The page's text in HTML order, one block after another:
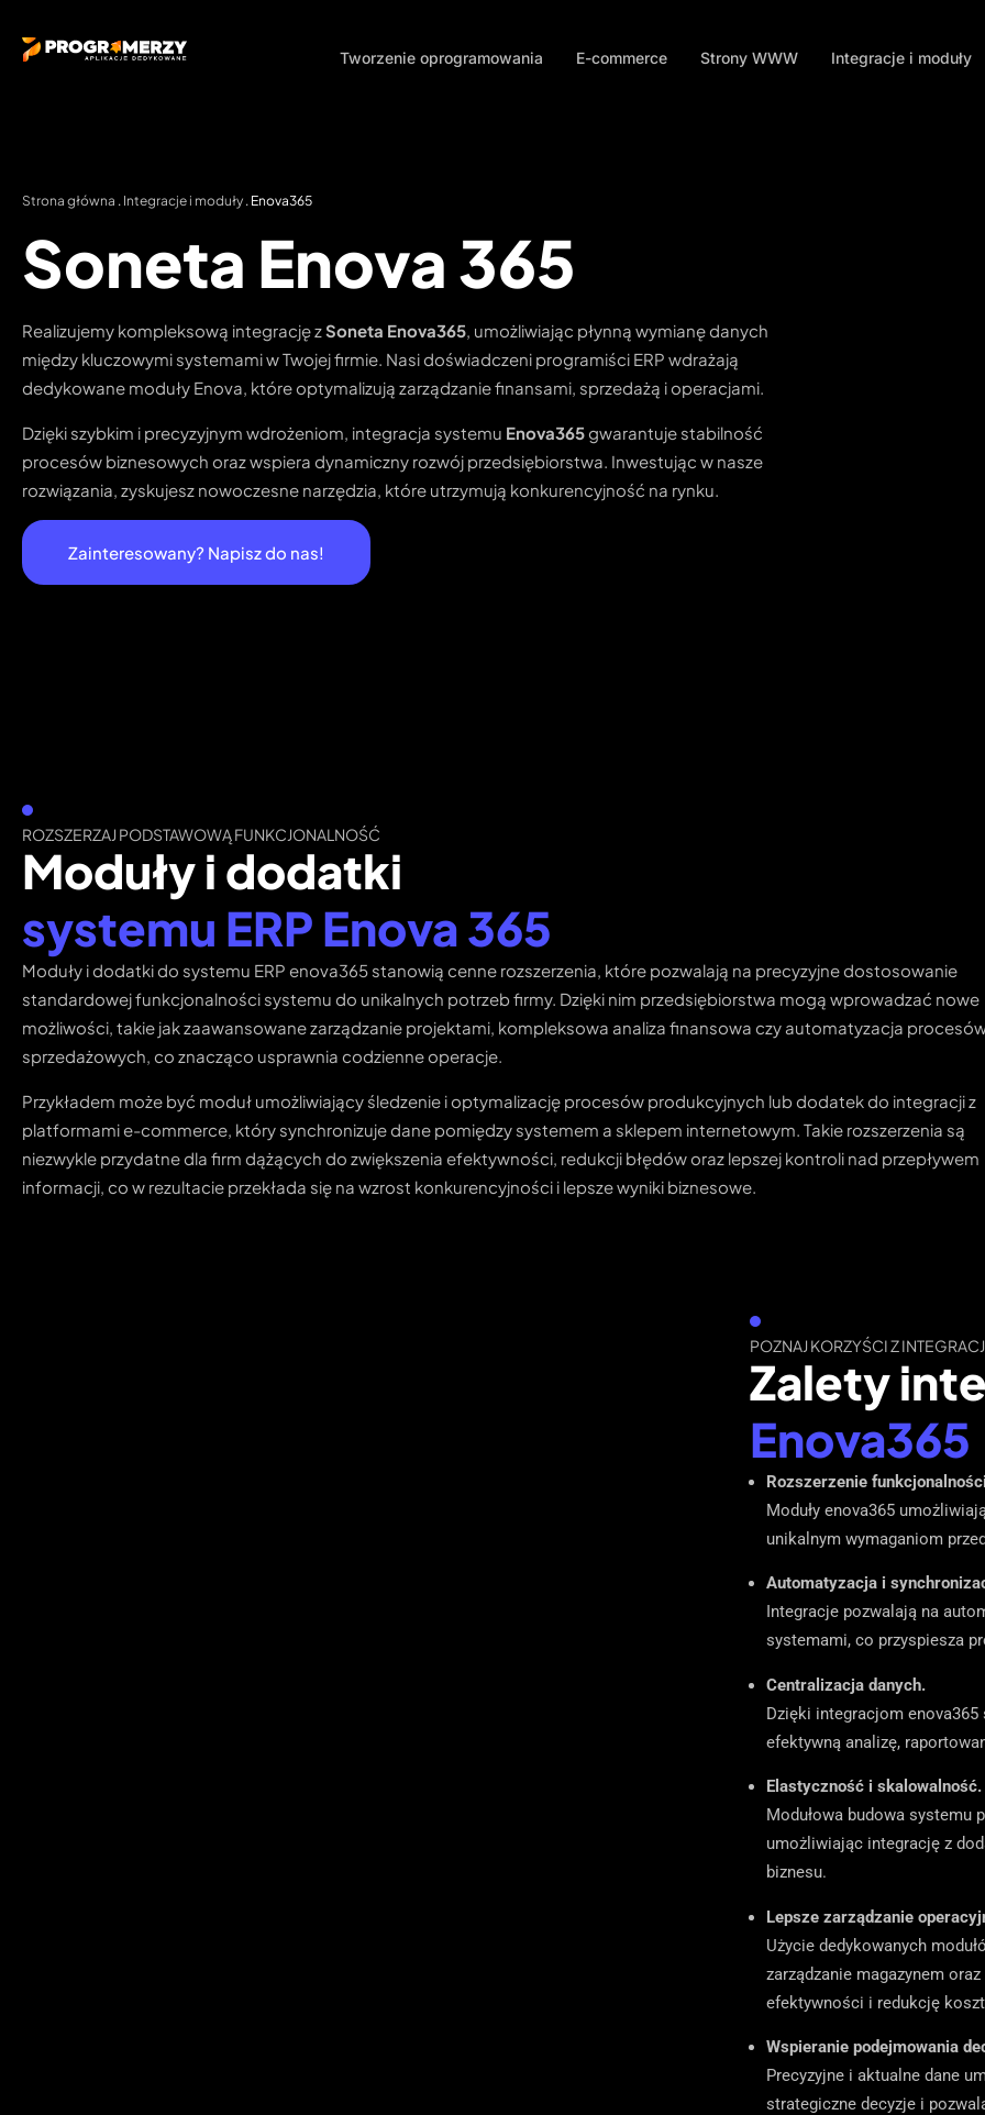
Tworzenie oprogramowania E-commerce Strony WWW Integracje i moduły
Strona główna . Integracje i moduły . Enova365
Soneta Enova 365
Realizujemy kompleksową integrację zSoneta Enova365, umożliwiając płynną wymianę danych
między kluczowymi systemami w Twojej firmie. Nasi doświadczeni programiści ERP wdrażają
dedykowane moduły Enova, które optymalizują zarządzanie finansami, sprzedażą i operacjami.
Dzięki szybkim i precyzyjnym wdrożeniom, integracja systemu Enova365gwarantuje stabilność
procesów biznesowych oraz wspiera dynamiczny rozwój przedsiębiorstwa. Inwestując w nasze
rozwiązania, zyskujesz nowoczesne narzędzia, które utrzymują konkurencyjność na rynku.
Zainteresowany? Napisz do nas!
ROZSZERZAJ PODSTAWOWĄ FUNKCJONALNOŚĆ
Moduły i dodatki
systemu ERP Enova 365
Moduły i dodatki do systemu ERP enova365 stanowią cenne rozszerzenia, które pozwalają na precyzyjne dostosowanie
standardowej funkcjonalności systemu do unikalnych potrzeb firmy. Dzięki nim przedsiębiorstwa mogą wprowadzać nowe
możliwości, takie jak zaawansowane zarządzanie projektami, kompleksowa analiza finansowa czy automatyzacja
sprzedażowych, co znacząco usprawnia codzienne operacje.
Przykładem może być moduł umożliwiający śledzenie i optymalizację procesów produkcyjnych lub dodatek do integracji z
platformami e-commerce, który synchronizuje dane pomiędzy systemem a sklepem internetowym. Takie rozszerzenia są
niezwykle przydatne dla firm dążących do zwiększenia efektywności, redukcji błędów oraz lepszej kontroli nad przepływem
informacji, co w rezultacie przekłada się na wzrost konkurencyjności i lepsze wyniki biznesowe.
POZNAJ KORZYŚCI Z
Zalety
Enova365
Rozszerzenie
Moduły enova365
unikalnym wymaganiom
Automatyzacja i
Integracje pozwalają na
systemami, co przyspiesza
Centralizacja danych.
Dzięki integracjom
efektywną analizę,
Elastyczność i skalowalność.
Modułowa budowa systemu
umożliwiając integrację z
biznesu.
Lepsze zarządzanie
Użycie dedykowanych
zarządzanie magazynem
efektywności i redukcję
Wspieranie podejmowania
Precyzyjne i aktualne dane
strategiczne decyzje i